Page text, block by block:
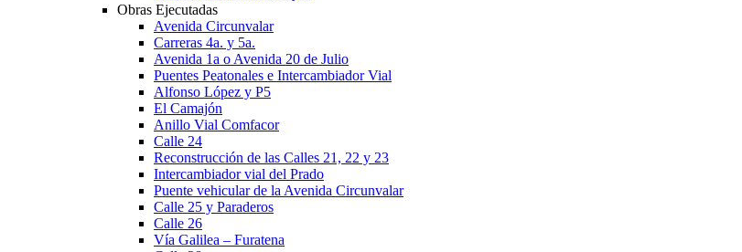
Obras Ejecutadas
Avenida Circunvalar
Carreras 4a. y 5a.
Avenida 1a o Avenida 20 de Julio
Puentes Peatonales e Intercambiador Vial
Alfonso López y P5
El Camajón
Anillo Vial Comfacor
Calle 24
Reconstrucción de las Calles 21, 22 y 23
Intercambiador vial del Prado
Puente vehicular de la Avenida Circunvalar
Calle 25 y Paraderos
Calle 26
Vía Galilea – Furatena